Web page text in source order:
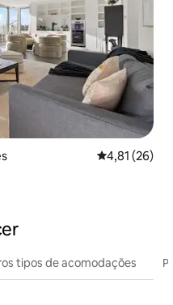
4,81 de uma
4,81 (26)
tipos de acomodações